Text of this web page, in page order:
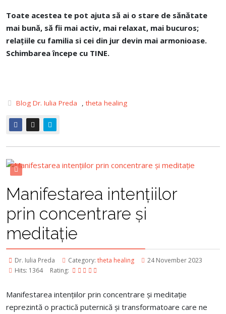
Toate acestea te pot ajuta să ai o stare de sănătate
mai bună, să fii mai activ, mai relaxat, mai bucuros;
relațiile cu familia si cei din jur devin mai armonioase.
Schimbarea începe cu TINE.
Blog Dr. Iulia Preda , theta healing
Manifestarea intențiilor
prin concentrare și
meditație
Dr. Iulia Preda Category: theta healing
24 November 2023
Hits: 1364
Rating:
Manifestarea intențiilor prin concentrare și meditație
reprezintă o practică puternică și transformatoare care ne